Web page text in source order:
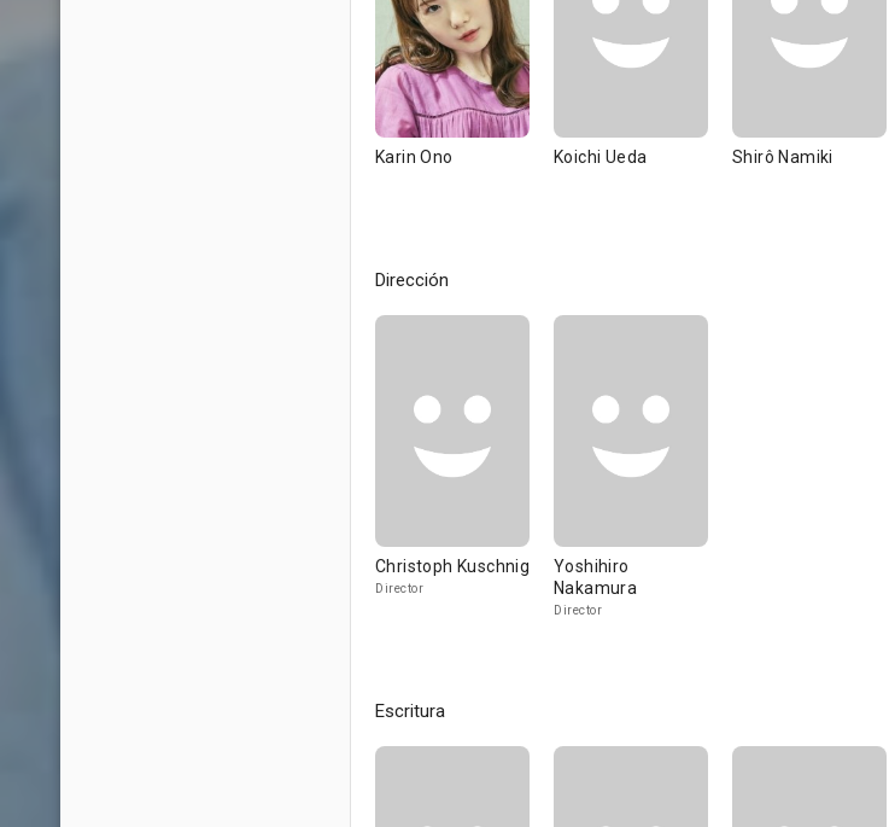
Karin Ono Koichi Ueda Shirô Namiki
Dirección
Christoph Kuschnig
Director
Yoshihiro
Nakamura
Director
Escritura